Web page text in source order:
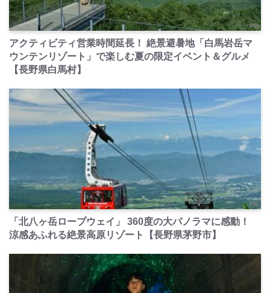
PR
アクティビティ営業時間延長！ 絶景避暑地「白馬岩岳マ
ウンテンリゾート」で楽しむ夏の限定イベント＆グルメ
【長野県白馬村】
PR
「北八ヶ岳ロープウェイ」 360度の大パノラマに感動！
涼感あふれる絶景高原リゾート【長野県茅野市】